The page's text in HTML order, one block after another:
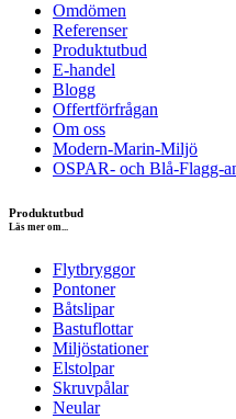
Omdömen
Referenser
Produktutbud
E-handel
Blogg
Offertförfrågan
Om oss
Modern-Marin-Miljö
OSPAR- och Blå-Flagg-
Produktutbud
Läs mer om...
Flytbryggor
Pontoner
Båtslipar
Bastuflottar
Miljöstationer
Elstolpar
Skruvpålar
Neular